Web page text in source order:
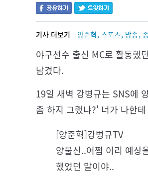
기사 더보기 양준혁, 스포츠, 방송,
야구선수 출신 MC로 활동했
남겼다.
19일 새벽 강병규는 SNS에
좀 하지 그랬냐?' 너가 나한
[양준혁]강병규TV
양불신..어쩜 이리 예상
했었던 말이야..